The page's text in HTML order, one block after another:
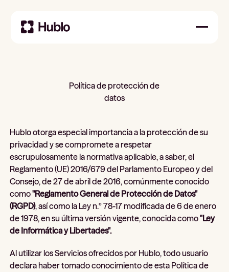
Política de protección de
datos
Hublo otorga especial importancia a la protección de su
privacidad y se compromete a respetar
escrupulosamente la normativa aplicable, a saber, el
Reglamento (UE) 2016/679 del Parlamento Europeo y del
Consejo, de 27 de abril de 2016, comúnmente conocido
como"Reglamento General de Protección de Datos"
(RGPD), así como la Ley n.º 78-17 modificada de 6 de enero
de 1978, en su última versión vigente, conocida como"Ley
de Informática y Libertades".
Al utilizar los Servicios ofrecidos por Hublo, todo usuario
declara haber tomado conocimiento de esta Política de